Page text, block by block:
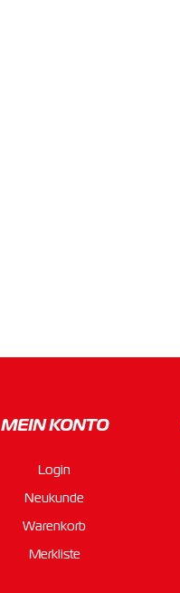
MEIN KONTO
Login
Neukunde
Warenkorb
Merkliste